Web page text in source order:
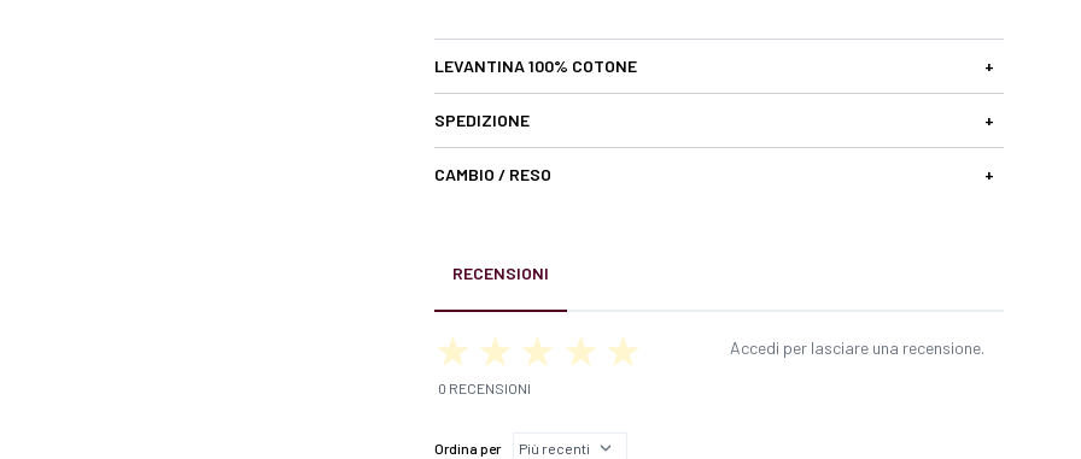
LEVANTINA 100% COTONE +
SPEDIZIONE +
CAMBIO / RESO +
RECENSIONI
0 RECENSIONI
Accedi per lasciare una recensione.
Ordina per